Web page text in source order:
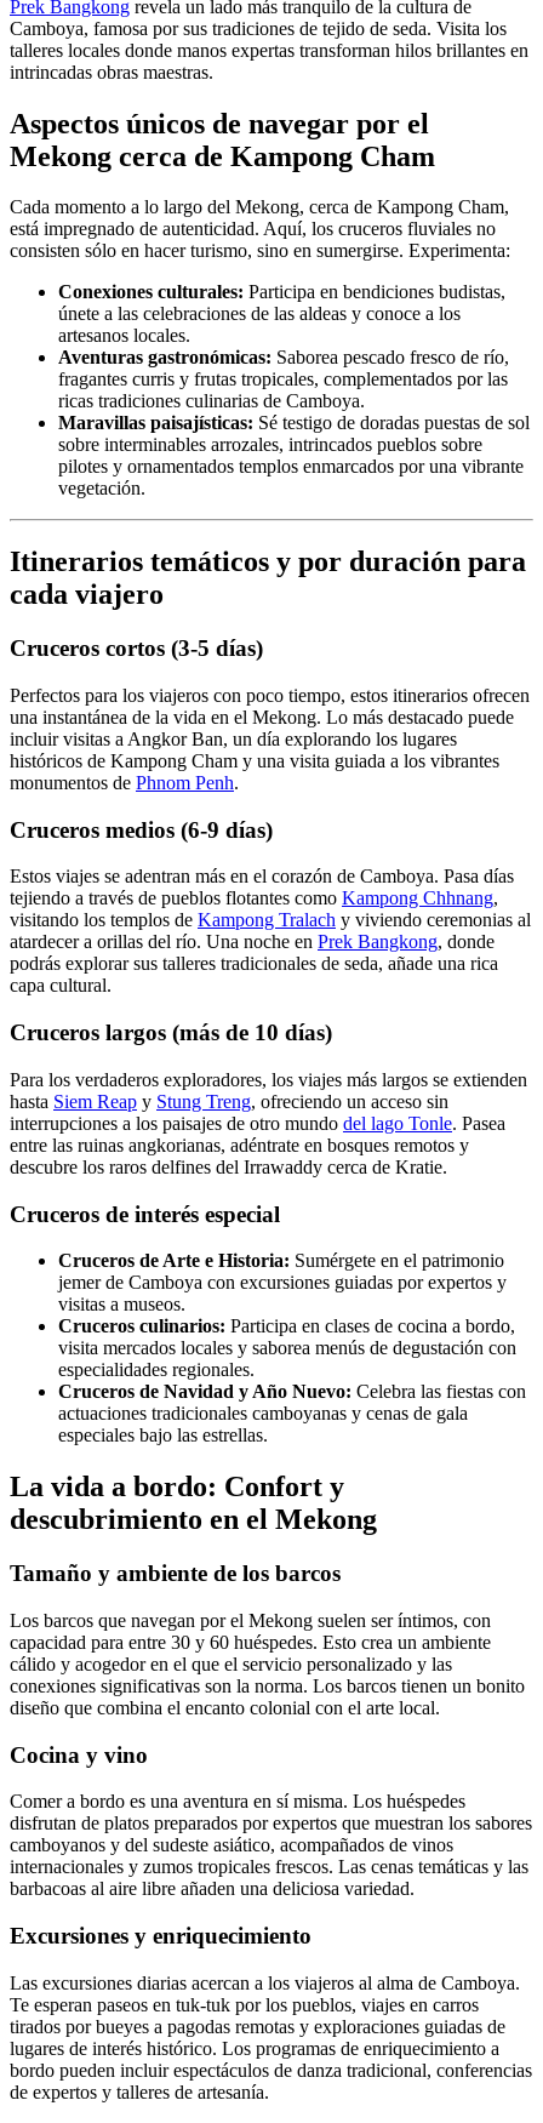
Prek Bangkong revela un lado más tranquilo de la cultura de
Camboya, famosa por sus tradiciones de tejido de seda. Visita los
talleres locales donde manos expertas transforman hilos brillantes en
intrincadas obras maestras.
Aspectos únicos de navegar por el
Mekong cerca de Kampong Cham
Cada momento a lo largo del Mekong, cerca de Kampong Cham,
está impregnado de autenticidad. Aquí, los cruceros fluviales no
consisten sólo en hacer turismo, sino en sumergirse. Experimenta:
Conexiones culturales: Participa en bendiciones budistas,
únete a las celebraciones de las aldeas y conoce a los
artesanos locales.
Aventuras gastronómicas: Saborea pescado fresco de río,
fragantes curris y frutas tropicales, complementados por las
ricas tradiciones culinarias de Camboya.
Maravillas paisajísticas: Sé testigo de doradas puestas de sol
sobre interminables arrozales, intrincados pueblos sobre
pilotes y ornamentados templos enmarcados por una vibrante
vegetación.
Itinerarios temáticos y por duración para
cada viajero
Cruceros cortos (3-5 días)
Perfectos para los viajeros con poco tiempo, estos itinerarios ofrecen
una instantánea de la vida en el Mekong. Lo más destacado puede
incluir visitas a Angkor Ban, un día explorando los lugares
históricos de Kampong Cham y una visita guiada a los vibrantes
monumentos de Phnom Penh.
Cruceros medios (6-9 días)
Estos viajes se adentran más en el corazón de Camboya. Pasa días
tejiendo a través de pueblos flotantes como Kampong Chhnang,
visitando los templos de Kampong Tralach y viviendo ceremonias al
atardecer a orillas del río. Una noche en Prek Bangkong, donde
podrás explorar sus talleres tradicionales de seda, añade una rica
capa cultural.
Cruceros largos (más de 10 días)
Para los verdaderos exploradores, los viajes más largos se extienden
hasta Siem Reap y Stung Treng, ofreciendo un acceso sin
interrupciones a los paisajes de otro mundo del lago Tonle. Pasea
entre las ruinas angkorianas, adéntrate en bosques remotos y
descubre los raros delfines del Irrawaddy cerca de Kratie.
Cruceros de interés especial
Cruceros de Arte e Historia: Sumérgete en el patrimonio
jemer de Camboya con excursiones guiadas por expertos y
visitas a museos.
Cruceros culinarios: Participa en clases de cocina a bordo,
visita mercados locales y saborea menús de degustación con
especialidades regionales.
Cruceros de Navidad y Año Nuevo: Celebra las fiestas con
actuaciones tradicionales camboyanas y cenas de gala
especiales bajo las estrellas.
La vida a bordo: Confort y
descubrimiento en el Mekong
Tamaño y ambiente de los barcos
Los barcos que navegan por el Mekong suelen ser íntimos, con
capacidad para entre 30 y 60 huéspedes. Esto crea un ambiente
cálido y acogedor en el que el servicio personalizado y las
conexiones significativas son la norma. Los barcos tienen un bonito
diseño que combina el encanto colonial con el arte local.
Cocina y vino
Comer a bordo es una aventura en sí misma. Los huéspedes
disfrutan de platos preparados por expertos que muestran los sabores
camboyanos y del sudeste asiático, acompañados de vinos
internacionales y zumos tropicales frescos. Las cenas temáticas y las
barbacoas al aire libre añaden una deliciosa variedad.
Excursiones y enriquecimiento
Las excursiones diarias acercan a los viajeros al alma de Camboya.
Te esperan paseos en tuk-tuk por los pueblos, viajes en carros
tirados por bueyes a pagodas remotas y exploraciones guiadas de
lugares de interés histórico. Los programas de enriquecimiento a
bordo pueden incluir espectáculos de danza tradicional, conferencias
de expertos y talleres de artesanía.